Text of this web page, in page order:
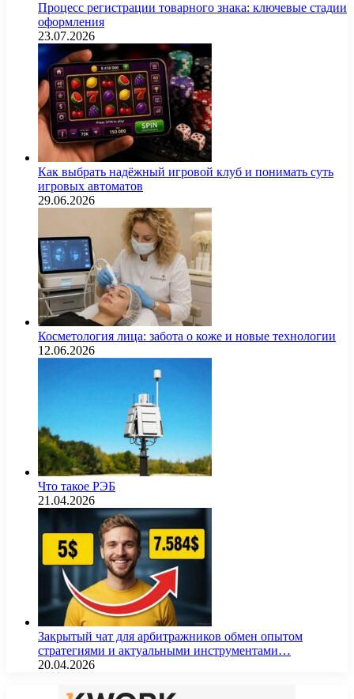
Процесс регистрации товарного знака: ключевые стадии
оформления
23.07.2026
Как выбрать надёжный игровой клуб и понимать суть
игровых автоматов
29.06.2026
Косметология лица: забота о коже и новые технологии
12.06.2026
Что такое РЭБ
21.04.2026
Закрытый чат для арбитражников обмен опытом
стратегиями и актуальными инструментами…
20.04.2026